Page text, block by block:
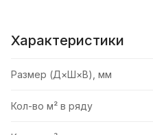
Характеристики
Размер (Д×Ш×В), мм
Кол-во м² в ряду